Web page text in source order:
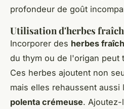
profondeur de goût
Utilisation d'herbes
Incorporer des herbes
du thym ou de l'origan peut
Ces herbes ajoutent non
mais elles rehaussent aussi
polenta crémeuse.